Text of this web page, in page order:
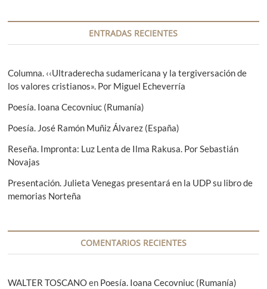
c
n
d
e
e
n
t
r
d
r
o
r
g
i
e
t
ENTRADAS RECIENTES
Columna. ‹‹Ultraderecha sudamericana y la tergiversación de
los valores cristianos». Por Miguel Echeverría
Poesía. Ioana Cecovniuc (Rumanía)
Poesía. José Ramón Muñiz Álvarez (España)
Reseña. Impronta: Luz Lenta de Ilma Rakusa. Por Sebastián
Novajas
Presentación. Julieta Venegas presentará en la UDP su libro de
memorias Norteña
COMENTARIOS RECIENTES
WALTER TOSCANOen Poesía. Ioana Cecovniuc (Rumanía)